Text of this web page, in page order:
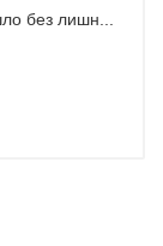
без лишн...